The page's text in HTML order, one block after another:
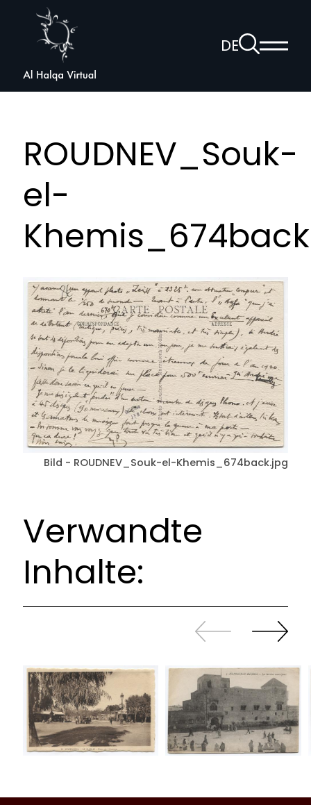
Halqa
DEZur
Suchseite
ROUDNEV_Souk-
el-
Bild - ROUDNEV_Souk-el-Khemis_674back.jpg
Verwandte
Inhalte:
Zurück
sliden
Weiter
sliden